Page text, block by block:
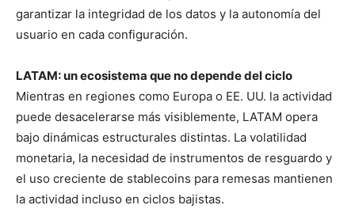
garantizar la integridad de los datos y la autonomía del
usuario en cada configuración.
LATAM: un ecosistema que no depende del ciclo
Mientras en regiones como Europa o EE. UU. la actividad
puede desacelerarse más visiblemente, LATAM opera
bajo dinámicas estructurales distintas. La volatilidad
monetaria, la necesidad de instrumentos de resguardo y
el uso creciente de stablecoins para remesas mantienen
la actividad incluso en ciclos bajistas.